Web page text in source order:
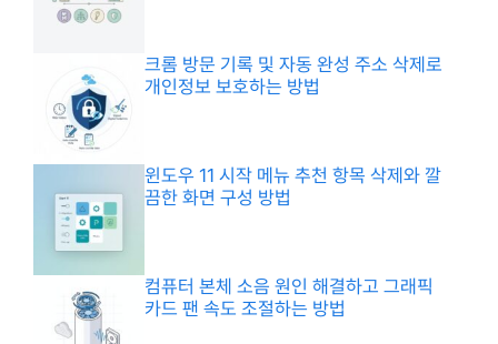
크롬 방문 기록 및 자동 완성 주소 삭제로
개인정보 보호하는 방법
윈도우 11 시작 메뉴 추천 항목 삭제와 깔
끔한 화면 구성 방법
컴퓨터 본체 소음 원인 해결하고 그래픽
카드 팬 속도 조절하는 방법